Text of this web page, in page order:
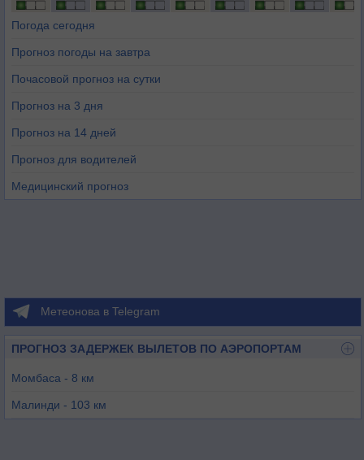
Погода сегодня
Прогноз погоды на завтра
Почасовой прогноз на сутки
Прогноз на 3 дня
Прогноз на 14 дней
Прогноз для водителей
Медицинский прогноз
Метеонова в Telegram
ПРОГНОЗ ЗАДЕРЖЕК ВЫЛЕТОВ ПО АЭРОПОРТАМ
Момбаса - 8 км
Малинди - 103 км